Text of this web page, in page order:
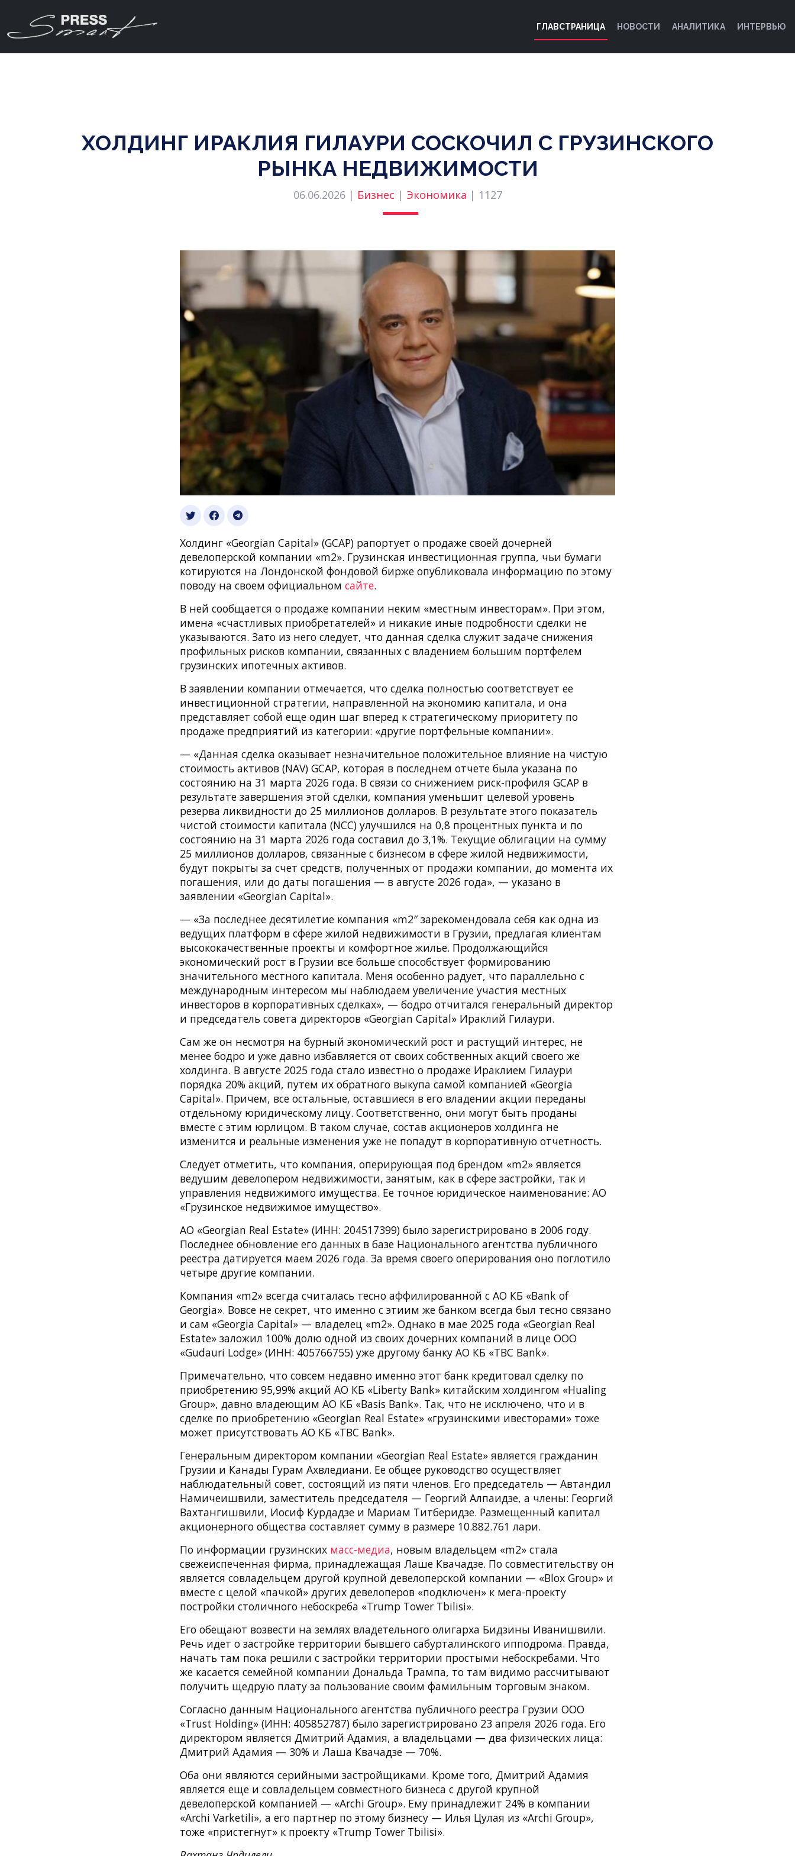
ГЛАВСТРАНИЦА НОВОСТИ АНАЛИТИКА ИНТЕРВЬЮ
ХОЛДИНГ ИРАКЛИЯ ГИЛАУРИ СОСКОЧИЛ С ГРУЗИНСКОГО
РЫНКА НЕДВИЖИМОСТИ
06.06.2026 | Бизнес | Экономика | 1127
Холдинг «Georgian Capital» (GCAP) рапортует о продаже своей дочерней
девелоперской компании «m2». Грузинская инвестиционная группа, чьи бумаги
котируются на Лондонской фондовой бирже опубликовала информацию по этому
поводу на своем официальном сайте.
В ней сообщается о продаже компании неким «местным инвесторам». При этом,
имена «счастливых приобретателей» и никакие иные подробности сделки не
указываются. Зато из него следует, что данная сделка служит задаче снижения
профильных рисков компании, связанных с владением большим портфелем
грузинских ипотечных активов.
В заявлении компании отмечается, что сделка полностью соответствует ее
инвестиционной стратегии, направленной на экономию капитала, и она
представляет собой еще один шаг вперед к стратегическому приоритету по
продаже предприятий из категории: «другие портфельные компании».
— «Данная сделка оказывает незначительное положительное влияние на чистую
стоимость активов (NAV) GCAP, которая в последнем отчете была указана по
состоянию на 31 марта 2026 года. В связи со снижением риск-профиля GCAP в
результате завершения этой сделки, компания уменьшит целевой уровень
резерва ликвидности до 25 миллионов долларов. В результате этого показатель
чистой стоимости капитала (NCC) улучшился на 0,8 процентных пункта и по
состоянию на 31 марта 2026 года составил до 3,1%. Текущие облигации на сумму
25 миллионов долларов, связанные с бизнесом в сфере жилой недвижимости,
будут покрыты за счет средств, полученных от продажи компании, до момента их
погашения, или до даты погашения — в августе 2026 года», — указано в
заявлении «Georgian Capital».
— «За последнее десятилетие компания «m2″ зарекомендовала себя как одна из
ведущих платформ в сфере жилой недвижимости в Грузии, предлагая клиентам
высококачественные проекты и комфортное жилье. Продолжающийся
экономический рост в Грузии все больше способствует формированию
значительного местного капитала. Меня особенно радует, что параллельно с
международным интересом мы наблюдаем увеличение участия местных
инвесторов в корпоративных сделках», — бодро отчитался генеральный директор
и председатель совета директоров «Georgian Capital» Ираклий Гилаури.
Сам же он несмотря на бурный экономический рост и растущий интерес, не
менее бодро и уже давно избавляется от своих собственных акций своего же
холдинга. В августе 2025 года стало известно о продаже Ираклием Гилаури
порядка 20% акций, путем их обратного выкупа самой компанией «Georgia
Capital». Причем, все остальные, оставшиеся в его владении акции переданы
отдельному юридическому лицу. Соответственно, они могут быть проданы
вместе с этим юрлицом. В таком случае, состав акционеров холдинга не
изменится и реальные изменения уже не попадут в корпоративную отчетность.
Следует отметить, что компания, оперирующая под брендом «m2» является
ведушим девелопером недвижимости, занятым, как в сфере застройки, так и
управления недвижимого имущества. Ее точное юридическое наименование: АО
«Грузинское недвижимое имущество».
АО «Georgian Real Estate» (ИНН: 204517399) было зарегистрировано в 2006 году.
Последнее обновление его данных в базе Национального агентства публичного
реестра датируется маем 2026 года. За время своего оперирования оно поглотило
четыре другие компании.
Компания «m2» всегда считалась тесно аффилированной с АО КБ «Bank of
Georgia». Вовсе не секрет, что именно с этиим же банком всегда был тесно связано
и сам «Georgia Capital» — владелец «m2». Однако в мае 2025 года «Georgian Real
Estate» заложил 100% долю одной из своих дочерних компаний в лице ООО
«Gudauri Lodge» (ИНН: 405766755) уже другому банку АО КБ «TBC Bank».
Примечательно, что совсем недавно именно этот банк кредитовал сделку по
приобретению 95,99% акций АО КБ «Liberty Bank» китайским холдингом «Hualing
Group», давно владеющим АО КБ «Basis Bank». Так, что не исключено, что и в
сделке по приобретению «Georgian Real Estate» «грузинскими ивесторами» тоже
может присутствовать АО КБ «TBC Bank».
Генеральным директором компании «Georgian Real Estate» является гражданин
Грузии и Канады Гурам Ахвледиани. Ее общее руководство осуществляет
наблюдательный совет, состоящий из пяти членов. Его председатель — Автандил
Намичеишвили, заместитель председателя — Георгий Алпаидзе, а члены: Георгий
Вахтангишвили, Иосиф Курдадзе и Мариам Титберидзе. Размещенный капитал
акционерного общества составляет сумму в размере 10.882.761 лари.
По информации грузинских масс-медиа, новым владельцем «m2» стала
свежеиспеченная фирма, принадлежащая Лаше Квачадзе. По совместительству он
является совладельцем другой крупной девелоперской компании — «Blox Group» и
вместе с целой «пачкой» других девелоперов «подключен» к мега-проекту
постройки столичного небоскреба «Trump Tower Tbilisi».
Его обещают возвести на землях владетельного олигарха Бидзины Иванишвили.
Речь идет о застройке территории бывшего сабурталинского ипподрома. Правда,
начать там пока решили с застройки территории простыми небоскребами. Что
же касается семейной компании Дональда Трампа, то там видимо рассчитывают
получить щедрую плату за пользование своим фамильным торговым знаком.
Согласно данным Национального агентства публичного реестра Грузии ООО
«Trust Holding» (ИНН: 405852787) было зарегистрировано 23 апреля 2026 года. Его
директором является Дмитрий Адамия, а владельцами — два физических лица:
Дмитрий Адамия — 30% и Лаша Квачадзе — 70%.
Оба они являются серийными застройщиками. Кроме того, Дмитрий Адамия
является еще и совладельцем совместного бизнеса с другой крупной
девелоперской компанией — «Archi Group». Ему принадлежит 24% в компании
«Archi Varketili», а его партнер по этому бизнесу — Илья Цулая из «Archi Group»,
тоже «пристегнут» к проекту «Trump Tower Tbilisi».